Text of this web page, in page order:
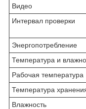
Видео
Интервал проверки
Энергопотребление
Температура и
Рабочая температура
Температура
Влажность